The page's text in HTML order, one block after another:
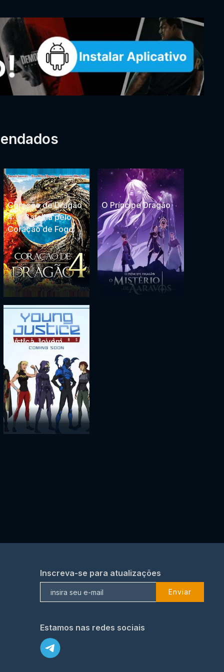
Coração de Dragão
4: A Batalha pelo
Coração de Fogo
O Príncipe Dragão
Justiça Jovem
Inscreva-se para atualizações
Enviar
Estamos nas redes sociais